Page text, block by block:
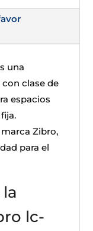
una
clase de
espacios
Zibro,
para el
lc-